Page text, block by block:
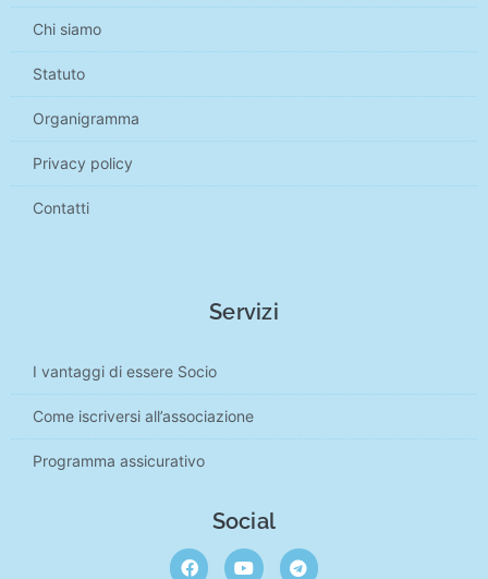
Chi siamo
Statuto
Organigramma
Privacy policy
Contatti
Servizi
I vantaggi di essere Socio
Come iscriversi all’associazione
Programma assicurativo
Social